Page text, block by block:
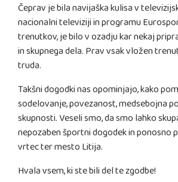
Čeprav je bila navijaška kulisa v
nacionalni televiziji in programu
trenutkov, je bilo v ozadju kar nekaj
in skupnega dela. Prav vsak vložen
truda.
Takšni dogodki nas opominjajo, kako
sodelovanje, povezanost, medsebojna
skupnosti. Veseli smo, da smo lahko
nepozaben športni dogodek in ponosno
vrtec ter mesto Litija.
Hvala vsem, ki ste bili del te zgodbe!